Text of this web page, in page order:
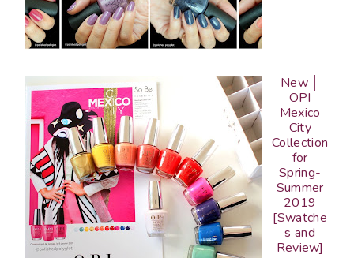
New │
OPI
Mexico
City
Collection
for
Spring-
Summer
2019
[Swatche
s and
Review]